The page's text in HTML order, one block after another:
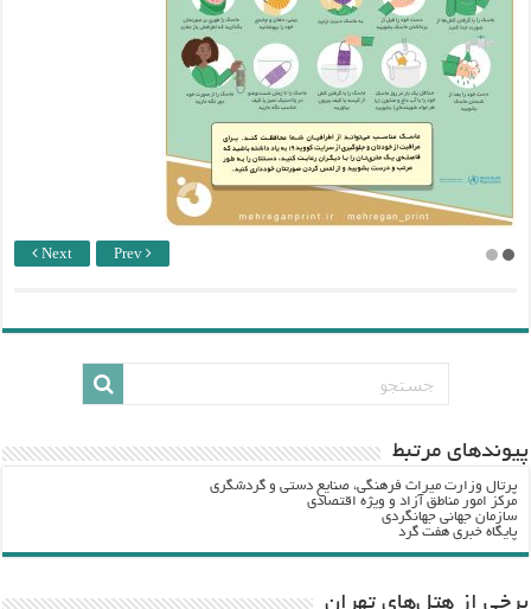
Next Prev
پيوندهاي مرتبط
پرتال وزارت ميراث فرهنگي، صنایع دستی و گردشگري
مرکز امور مناطق آزاد و ویژه اقتصادی
سازمان جهانی جهانگردی
پایگاه خبری هفت گرد